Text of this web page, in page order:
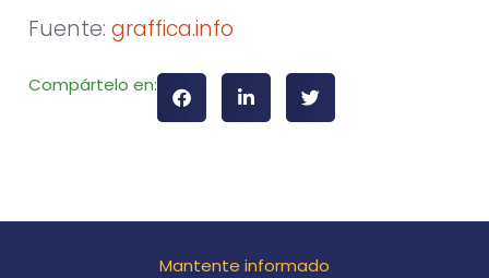
Fuente: graffica.info
Compártelo en:
Mantente informado